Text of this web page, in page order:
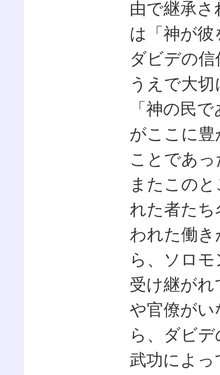
由で継承
は「神が
ダビデの
うえで大
「神の民
がここに
ことであっ
またこの
れた者た
われた働
ら、ソロ
受け継が
や官僚が
ら、ダビ
武功によっ